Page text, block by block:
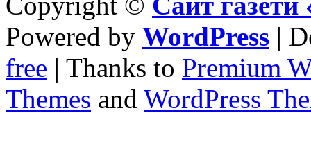
Powered by WordPress |
free | Thanks to Premium
Themes and WordPress